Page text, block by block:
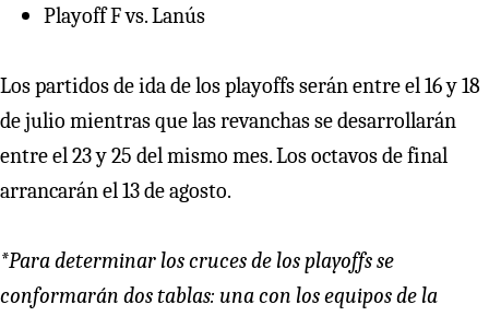
Playoff F vs. Lanús
Los partidos de ida de los playoffs serán entre el 16 y 18
de julio mientras que las revanchas se desarrollarán
entre el 23 y 25 del mismo mes. Los octavos de final
arrancarán el 13 de agosto.
*Para determinar los cruces de los playoffs se
conformarán dos tablas: una con los equipos de la